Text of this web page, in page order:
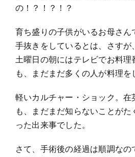
の！？！？！？
育ち盛りの子供がいるお母さん
手抜きをしているとは、さすが
土曜日の朝にはテレビでお料理
も、まだまだ多くの人が料理を
軽いカルチャー・ショック。
も、まだまだ知らないことが
った出来事でした。
さて、手術後の経過は順調な